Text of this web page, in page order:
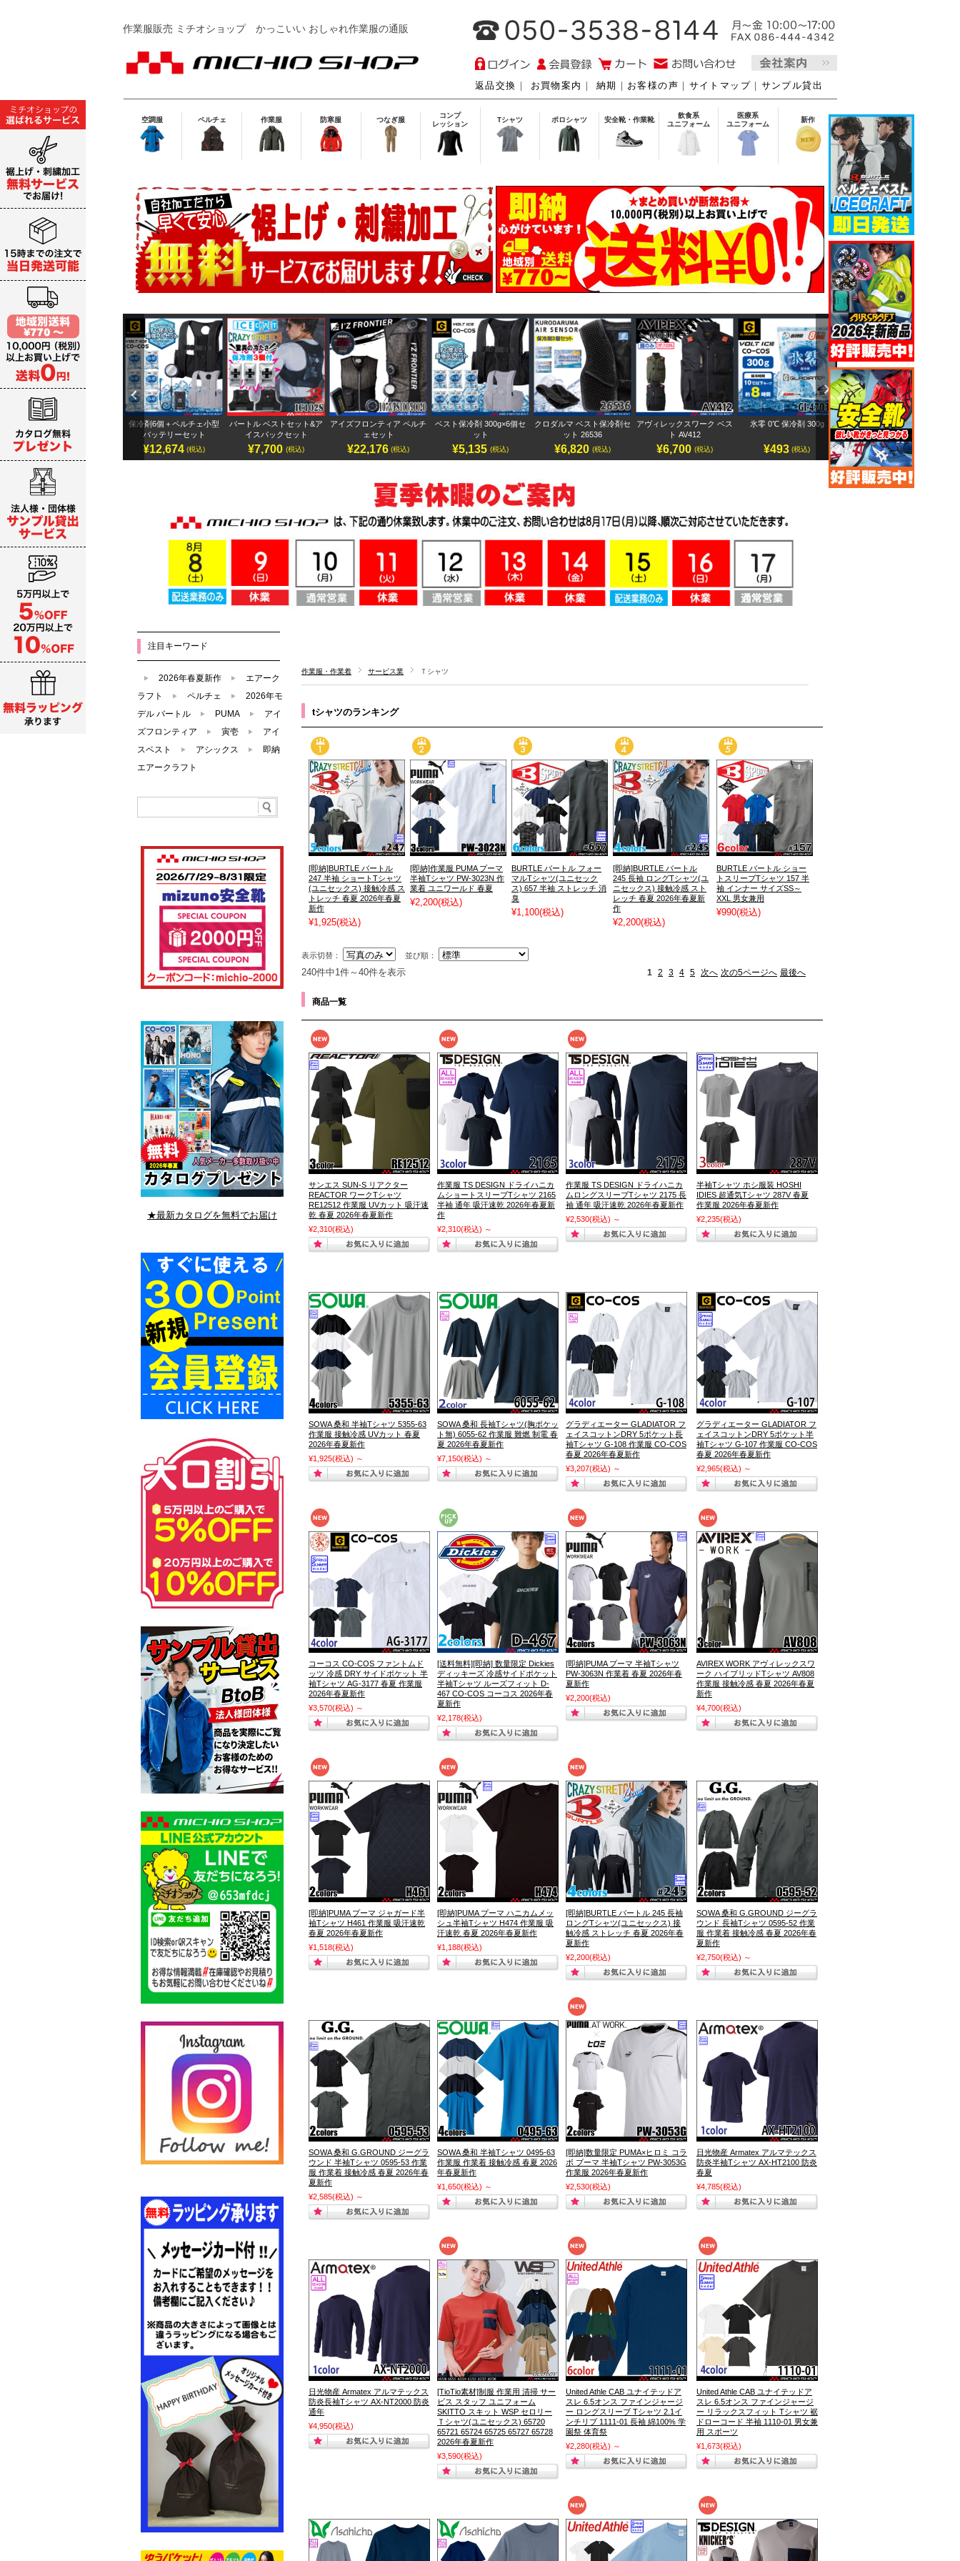
作業服販売 ミチオショップかっこいい おしゃれ作業服の通販
返品交換 ｜ お買物案内 ｜ 納期 ｜ お客様の声 ｜ サイトマップ ｜ サンプル貸出
空調服 ペルチェ 作業服 防寒服 つなぎ服
コンプ
レッション
Tシャツ ポロシャツ 安全靴・作業靴
飲食系
ユニフォーム
医療系
ユニフォーム
新作
Previ
ous
アイズフロンティア 32Vバ
ッテリーセット
¥19,987～
保冷剤6個＋ペルチェ小型
バッテリーセット
¥12,674 (税込)
バートル ベストセット&ア
イスパックセット
¥7,700 (税込)
アイズフロンティア ペルチ
ェセット
¥22,176 (税込)
ベスト保冷剤 300g×6個セ
ット
¥5,135 (税込)
クロダルマ ベスト保冷剤セ
ット 26536
¥6,820 (税込)
アヴィレックスワーク ベス
ト AV412
¥6,700 (税込)
氷零 0℃ 保冷剤 300g
¥493 (税込)
アヴィレックスワーク 半袖
ブルゾン AV413
¥7,500 (税込)
Next
作業服・作業着 サービス業 Ｔシャツ
tシャツのランキング
[即納]BURTLE バートル
247 半袖 ショートTシャツ
(ユニセックス) 接触冷感 ス
トレッチ 春夏 2026年春夏
新作
¥1,925(税込)
[即納]作業服 PUMA プーマ
半袖Tシャツ PW-3023N 作
業着 ユニワールド 春夏
¥2,200(税込)
BURTLE バートル フォー
マルTシャツ(ユニセック
ス) 657 半袖 ストレッチ 消
臭
¥1,100(税込)
[即納]BURTLE バートル
245 長袖 ロングTシャツ(ユ
ニセックス) 接触冷感 スト
レッチ 春夏 2026年春夏新
作
¥2,200(税込)
BURTLE バートル ショー
トスリーブTシャツ 157 半
袖 インナー サイズSS～
XXL 男女兼用
¥990(税込)
表示切替： 並び順：
240件中1件～40件を表示 1 2 3 4 5 次へ 次の5ページへ 最後へ
商品一覧
サンエス SUN-S リアクター
REACTOR ワークTシャツ
RE12512 作業服 UVカット 吸汗速
乾 春夏 2026年春夏新作
¥2,310(税込)
作業服 TS DESIGN ドライハニカ
ムショートスリーブTシャツ 2165
半袖 通年 吸汗速乾 2026年春夏新
作
¥2,310(税込) ～
作業服 TS DESIGN ドライハニカ
ムロングスリーブTシャツ 2175 長
袖 通年 吸汗速乾 2026年春夏新作
¥2,530(税込) ～
半袖Tシャツ ホシ服装 HOSHI
IDIES 超通気Tシャツ 287V 春夏
作業服 2026年春夏新作
¥2,235(税込)
SOWA 桑和 半袖Tシャツ 5355-63
作業服 接触冷感 UVカット 春夏
2026年春夏新作
¥1,925(税込) ～
SOWA 桑和 長袖Tシャツ(胸ポケッ
ト無) 6055-62 作業服 難燃 制電 春
夏 2026年春夏新作
¥7,150(税込) ～
グラディエーター GLADIATOR フ
ェイスコットンDRY 5ポケット長
袖Tシャツ G-108 作業服 CO-COS
春夏 2026年春夏新作
¥3,207(税込) ～
グラディエーター GLADIATOR フ
ェイスコットンDRY 5ポケット半
袖Tシャツ G-107 作業服 CO-COS
春夏 2026年春夏新作
¥2,965(税込) ～
コーコス CO-COS ファントムド
ッツ 冷感 DRY サイドポケット 半
袖Tシャツ AG-3177 春夏 作業服
2026年春夏新作
¥3,570(税込) ～
[送料無料][即納] 数量限定 Dickies
ディッキーズ 冷感サイドポケット
半袖Tシャツ ルーズフィット D-
467 CO-COS コーコス 2026年春
夏新作
¥2,178(税込)
[即納]PUMA プーマ 半袖Tシャツ
PW-3063N 作業着 春夏 2026年春
夏新作
¥2,200(税込)
AVIREX WORK アヴィレックスワ
ーク ハイブリッドTシャツ AV808
作業服 接触冷感 春夏 2026年春夏
新作
¥4,700(税込)
[即納]PUMA プーマ ジャガード半
袖Tシャツ H461 作業服 吸汗速乾
春夏 2026年春夏新作
¥1,518(税込)
[即納]PUMA プーマ ハニカムメッ
シュ半袖Tシャツ H474 作業服 吸
汗速乾 春夏 2026年春夏新作
¥1,188(税込)
[即納]BURTLE バートル 245 長袖
ロングTシャツ(ユニセックス) 接
触冷感 ストレッチ 春夏 2026年春
夏新作
¥2,200(税込)
SOWA 桑和 G.GROUND ジーグラ
ウンド 長袖Tシャツ 0595-52 作業
服 作業着 接触冷感 春夏 2026年春
夏新作
¥2,750(税込) ～
SOWA 桑和 G.GROUND ジーグラ
ウンド 半袖Tシャツ 0595-53 作業
服 作業着 接触冷感 春夏 2026年春
夏新作
¥2,585(税込) ～
SOWA 桑和 半袖Tシャツ 0495-63
作業服 作業着 接触冷感 春夏 2026
年春夏新作
¥1,650(税込) ～
[即納]数量限定 PUMA×ヒロミ コラ
ボ プーマ 半袖Tシャツ PW-3053G
作業服 2026年春夏新作
¥2,530(税込)
日光物産 Armatex アルマテックス
防炎半袖Tシャツ AX-HT2100 防炎
春夏
¥4,785(税込)
日光物産 Armatex アルマテックス
防炎長袖Tシャツ AX-NT2000 防炎
通年
¥4,950(税込)
[TioTio素材]制服 作業用 清掃 サー
ビス スタッフ ユニフォーム
SKITTO スキット WSP セロリー
Ｔシャツ(ユニセックス) 65720
65721 65724 65725 65727 65728
2026年春夏新作
¥3,590(税込)
United Athle CAB ユナイテッドア
スレ 6.5オンス ファインジャージ
ー ロングスリーブ Tシャツ 2.1イ
ンチリブ 1111-01 長袖 綿100% 学
園祭 体育祭
¥2,280(税込) ～
United Athle CAB ユナイテッドア
スレ 6.5オンス ファインジャージ
ー リラックスフィット Tシャツ 裾
ドローコード 半袖 1110-01 男女兼
用 スポーツ
¥1,673(税込)
注目キーワード
2026年春夏新作
エアーク
ラフト
ペルチェ
2026年モ
デル バートル
PUMA
アイ
ズフロンティア
寅壱
アイ
スベスト
アシックス
即納
エアークラフト
★最新カタログを無料でお届け